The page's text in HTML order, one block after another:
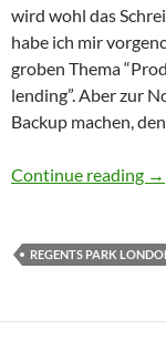
wird wohl das
habe ich mir
groben Thema
lending”. Aber zur
Backup machen,
Continue reading →
REGENTS PARK